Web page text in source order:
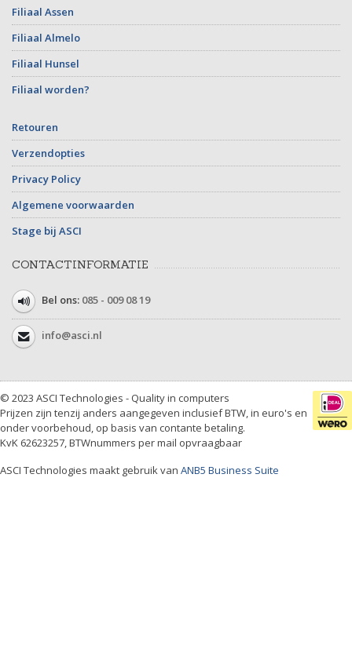
Filiaal Assen
Filiaal Almelo
Filiaal Hunsel
Filiaal worden?
Retouren
Verzendopties
Privacy Policy
Algemene voorwaarden
Stage bij ASCI
CONTACTINFORMATIE
Bel ons: 085 - 009 08 19
info@asci.nl
© 2023 ASCI Technologies - Quality in computers
Prijzen zijn tenzij anders aangegeven inclusief BTW, in euro's en
onder voorbehoud, op basis van contante betaling.
KvK 62623257, BTWnummers per mail opvraagbaar
ASCI Technologies maakt gebruik van ANB5 Business Suite